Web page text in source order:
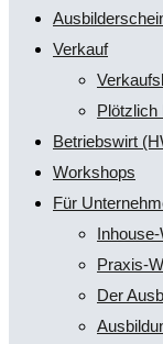
Verkauf
Plötzlich
Betriebswirt
Workshops
Für
Praxis-
Der